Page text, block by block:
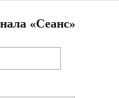
«Сеанс»